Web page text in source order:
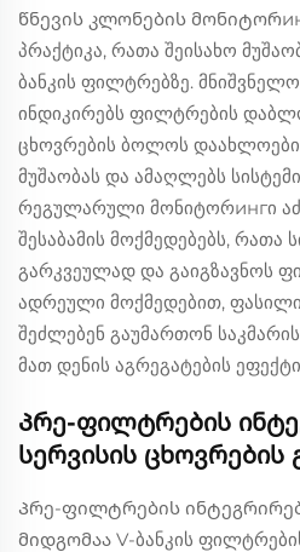
წნევის კლონების
პრაქტიკა, რათა შეისახო
ბანკის ფილტრებზე.
ინდიკირებს ფილტრების
ცხოვრების ბოლოს
მუშაობას და ამაღლებს
რეგულარული მონიტორингი
შესაბამის მოქმედებებს, რათა
გარკვეულად და გაიგზავნოს
ადრეული მოქმედებით,
შეძლებენ გაუმართონ
მათ დენის აგრეგატების
Პრე-ფილტრების
სერვისის ცხოვრების
Პრე-ფილტრების
მიდგომაა V-ბანკის